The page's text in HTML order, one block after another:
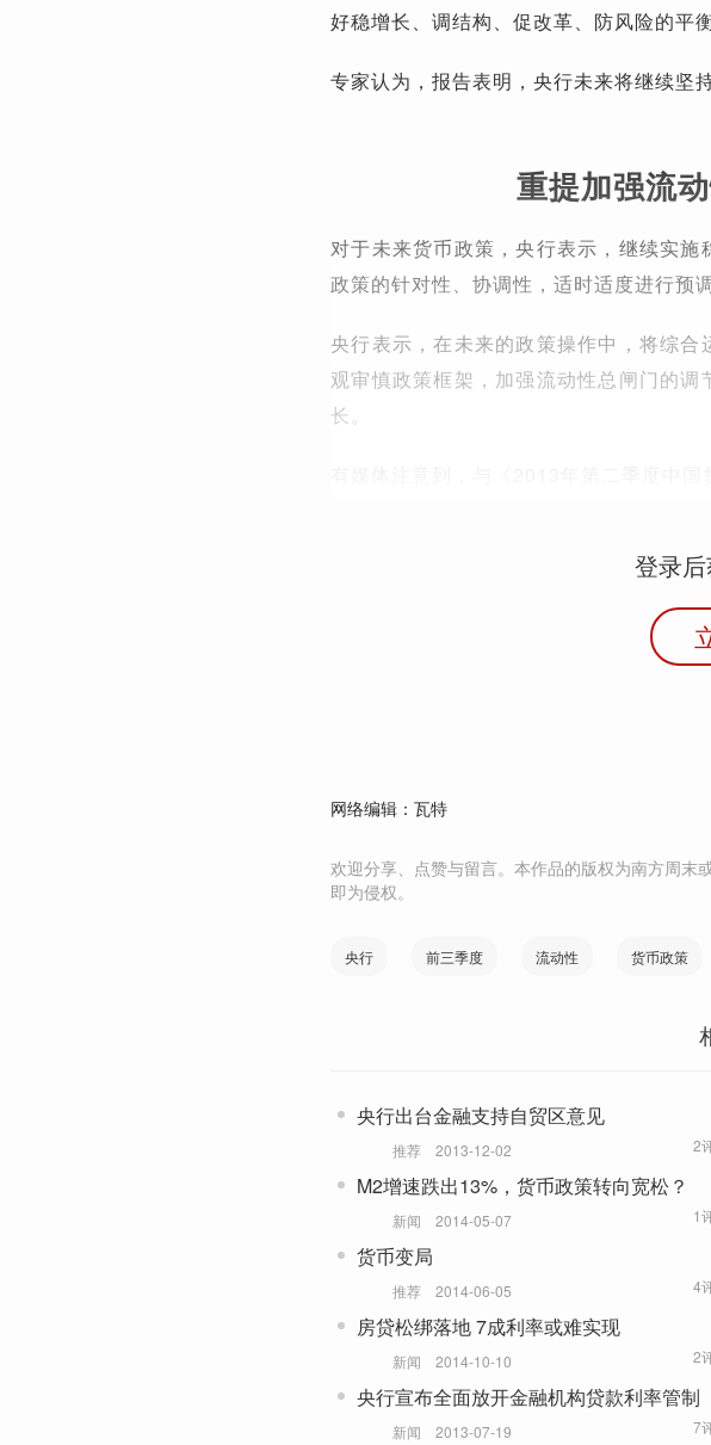
好稳增长、调结构、促改革、防风险的平衡
专家认为，报告表明，央行未来将继续坚
重提加强流
对于未来货币政策，央行表示，继续实
政策的针对性、协调性，适时适度进行预调
央行表示，在未来的政策操作中，将综
观审慎政策框架，加强流动性总闸门的
长。
登录
网络编辑：瓦特
欢迎分享、点赞与留言。本作品的版权为南方周末
即为侵权。
央行 前三季度 流动性 货币政策
央行出台金融支持自贸区意见
推荐 2013-12-02 2
M2增速跌出13%，货币政策转向宽松？
新闻 2014-05-07 1
货币变局
推荐 2014-06-05 4
房贷松绑落地 7成利率或难实现
新闻 2014-10-10 2
央行宣布全面放开金融机构贷款利率管制
新闻 2013-07-19 7